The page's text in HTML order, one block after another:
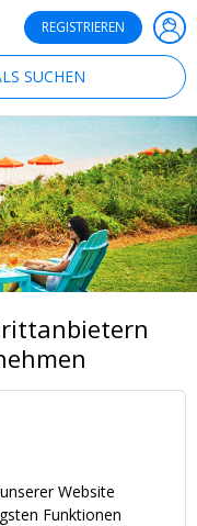
REGISTRIEREN
SUCHEN
Website
Funktionen